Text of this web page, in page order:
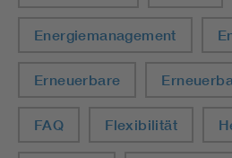
Energiemanagement
Erneuerbare
FAQ Flexibilität